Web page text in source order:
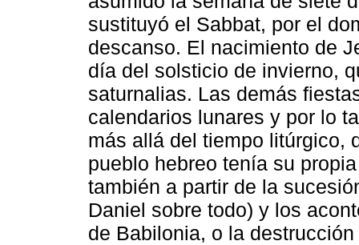
sustituyó el Sabbat, por el
descanso. El nacimiento de
día del solsticio de invierno,
saturnalias. Las demás
calendarios lunares y por lo
más allá del tiempo litúrgico,
pueblo hebreo tenía su
también a partir de la
Daniel sobre todo) y los
de Babilonia, o la